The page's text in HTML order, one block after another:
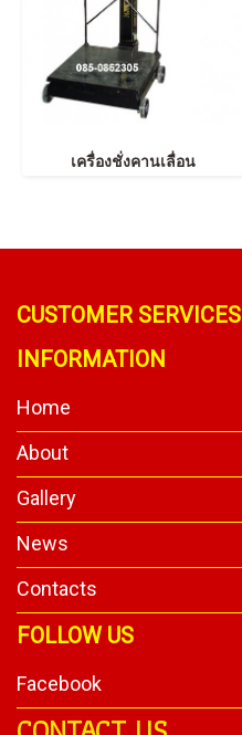
เครื่องชั่งคานเลื่อน
CUSTOMER SERVICES
INFORMATION
Home
About
Gallery
News
Contacts
FOLLOW US
Facebook